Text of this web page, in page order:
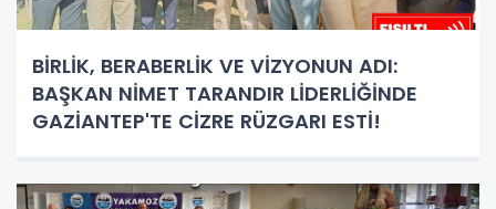
BİRLİK, BERABERLİK VE VİZYONUN ADI:
BAŞKAN NİMET TARANDIR LİDERLİĞİNDE
GAZİANTEP'TE CİZRE RÜZGARI ESTİ!